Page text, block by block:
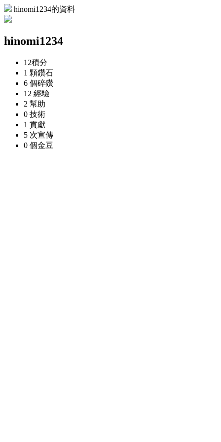
hinomi1234的資料
hinomi1234
12積分
1 顆鑽石
6 個碎鑽
12 經驗
2 幫助
0 技術
1 貢獻
5 次宣傳
0 個金豆